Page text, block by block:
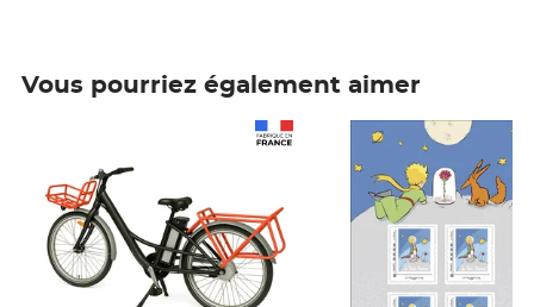
Vous pourriez également aimer
Prix 7,50€